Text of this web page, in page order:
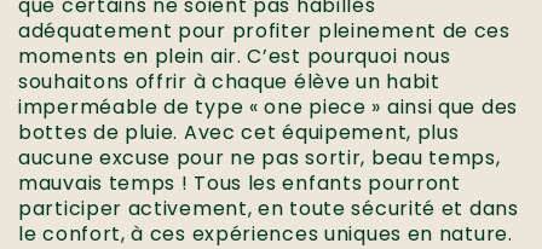
adéquatement pour profiter pleinement de ces
moments en plein air. C’est pourquoi nous
souhaitons offrir à chaque élève un habit
imperméable de type « one piece » ainsi que des
bottes de pluie. Avec cet équipement, plus
aucune excuse pour ne pas sortir, beau temps,
mauvais temps ! Tous les enfants pourront
participer activement, en toute sécurité et dans
le confort, à ces expériences uniques en nature.